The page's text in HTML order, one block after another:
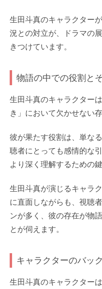
生田斗真のキャラクター
況との対立が、ドラマの
きつけています。
物語の中での役割と
生田斗真のキャラクター
き」において欠かせない存
彼が果たす役割は、単な
聴者にとっても感情的な
より深く理解するための
生田斗真が演じるキャラ
に直面しながらも、視聴
ンが多く、彼の存在が物
とが伺えます。
キャラクターのバッ
生田斗真のキャラクター